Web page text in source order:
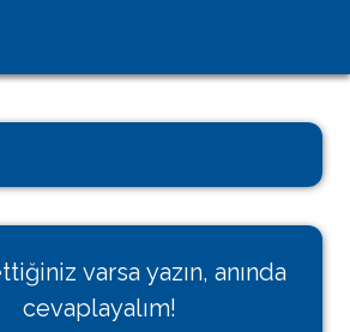
varsa yazın, anında
cevaplayalım!